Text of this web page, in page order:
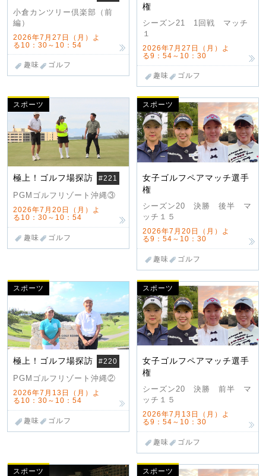
小倉カンツリー倶楽部（前
編）
2026年7月27日（月）よ
る10：30～10：54
趣味 ゴルフ
権
シーズン21 1回戦 マッチ
１
2026年7月27日（月）よ
る9：54～10：30
趣味 ゴルフ
スポーツ
極上！ゴルフ場探訪 #221
PGMゴルフリゾート沖縄③
2026年7月20日（月）よ
る10：30～10：54
趣味 ゴルフ
スポーツ
女子ゴルフペアマッチ選手
権
シーズン20 決勝 後半 マ
ッチ１５
2026年7月20日（月）よ
る9：54～10：30
趣味 ゴルフ
スポーツ
極上！ゴルフ場探訪 #220
PGMゴルフリゾート沖縄②
2026年7月13日（月）よ
る10：30～10：54
趣味 ゴルフ
スポーツ
女子ゴルフペアマッチ選手
権
シーズン20 決勝 前半 マ
ッチ１５
2026年7月13日（月）よ
る9：54～10：30
趣味 ゴルフ
スポーツ スポーツ